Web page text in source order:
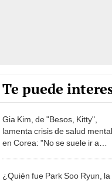
Te puede
Gia Kim, de "Besos, Kitty",
lamenta crisis de salud mental
en Corea: "No se suele ir a
¿Quién fue Park Soo Ryun, la